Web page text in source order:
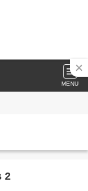
MENU
2